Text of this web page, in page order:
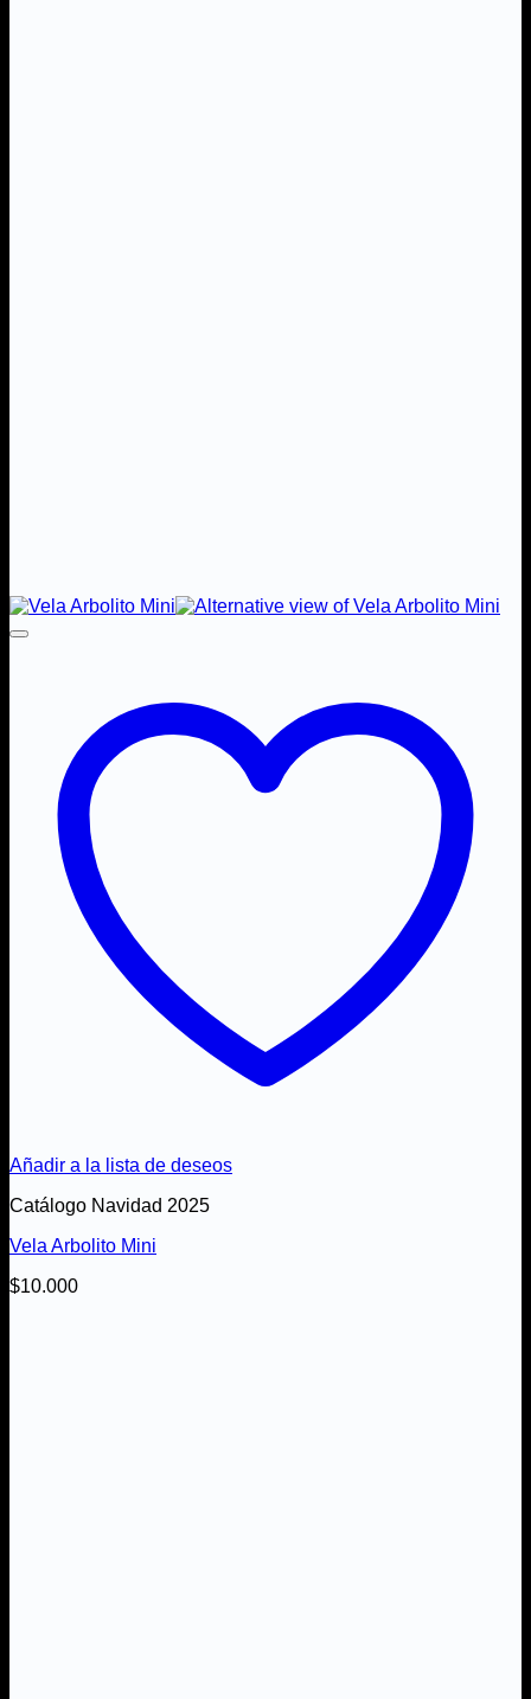
Añadir a la lista de deseos
Catálogo Navidad 2025
Vela Arbolito Mini
$10.000